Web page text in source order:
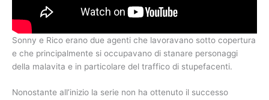
Sonny e Rico erano due agenti che lavoravano sotto copertura
e che principalmente si occupavano di stanare personaggi
della malavita e in particolare del traffico di stupefacenti.
Nonostante all’inizio la serie non ha ottenuto il successo